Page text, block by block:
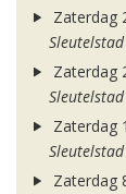
Zaterdag
Zaterdag
Zaterdag
Zaterdag